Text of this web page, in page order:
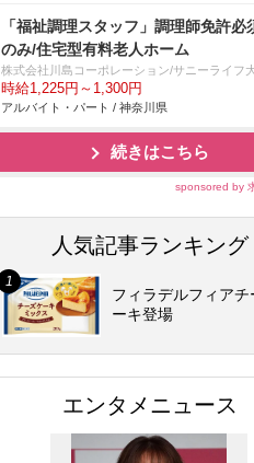
「福祉調理スタッフ」調理師免許必
のみ/住宅型有料老人ホーム
株式会社川島コーポレーション/サニーライフ
時給1,225円～1,300円
アルバイト・パート / 神奈川県
続きはこちら
sponsored by
人気記事ランキング
フィラデルフィアチ
ーキ登場
エンタメニュース